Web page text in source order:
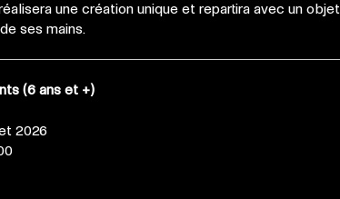
une création unique et repartira avec un objet
ses mains.
(6 ans et +)
2026